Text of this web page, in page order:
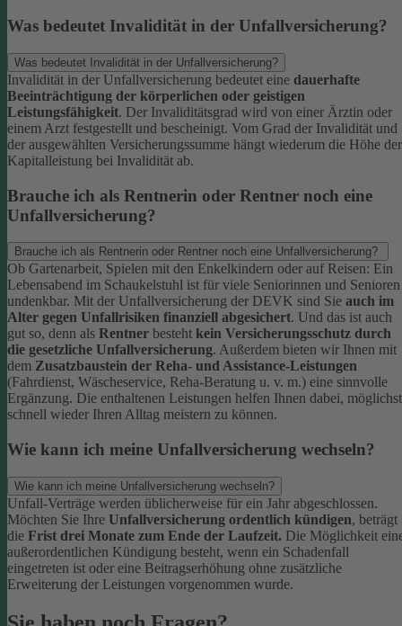
Was bedeutet Invalidität in der Unfallversicherung?
Was bedeutet Invalidität in der Unfallversicherung?
Invalidität in der Unfallversicherung bedeutet eine dauerhafte
Beeinträchtigung der körperlichen oder geistigen
Leistungsfähigkeit. Der Invaliditätsgrad wird von einer Ärztin oder
einem Arzt festgestellt und bescheinigt. Vom Grad der Invalidität und
der ausgewählten Versicherungssumme hängt wiederum die Höhe der
Kapitalleistung bei Invalidität ab.
Brauche ich als Rentnerin oder Rentner noch eine
Unfallversicherung?
Brauche ich als Rentnerin oder Rentner noch eine Unfallversicherung?
Ob Gartenarbeit, Spielen mit den Enkelkindern oder auf Reisen: Ein
Lebensabend im Schaukelstuhl ist für viele Seniorinnen und Senioren
undenkbar. Mit der Unfallversicherung der DEVK sind Sie auch im
Alter gegen Unfallrisiken finanziell abgesichert. Und das ist auch
gut so, denn als Rentner besteht kein Versicherungsschutz durch
die gesetzliche Unfallversicherung. Außerdem bieten wir Ihnen mit
dem Zusatzbaustein der Reha- und Assistance-Leistungen
(Fahrdienst, Wäscheservice, Reha-Beratung u. v. m.) eine sinnvolle
Ergänzung. Die enthaltenen Leistungen helfen Ihnen dabei, möglichst
schnell wieder Ihren Alltag meistern zu können.
Wie kann ich meine Unfallversicherung wechseln?
Wie kann ich meine Unfallversicherung wechseln?
Unfall-Verträge werden üblicherweise für ein Jahr abgeschlossen.
Möchten Sie Ihre Unfallversicherung ordentlich kündigen, beträgt
die Frist drei Monate zum Ende der Laufzeit. Die Möglichkeit
außerordentlichen Kündigung besteht, wenn ein Schadenfall
eingetreten ist oder eine Beitragserhöhung ohne zusätzliche
Erweiterung der Leistungen vorgenommen wurde.